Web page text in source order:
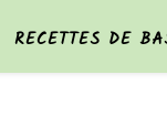
RECETTES DE